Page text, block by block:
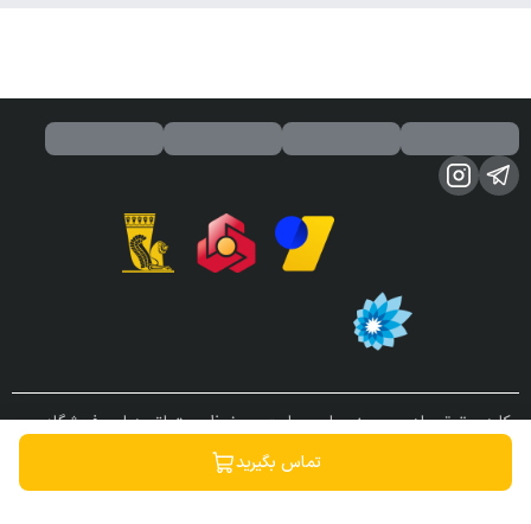
تماس بگیرید
کلیه حقوق مادی و معنوی این سایت محفوظ و متعلق به این فروشگاه می